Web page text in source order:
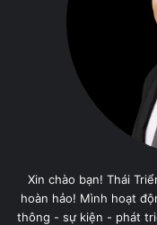
Xin chào bạn! Thái
hoàn hảo! Mình hoạt
thông - sự kiện - phát